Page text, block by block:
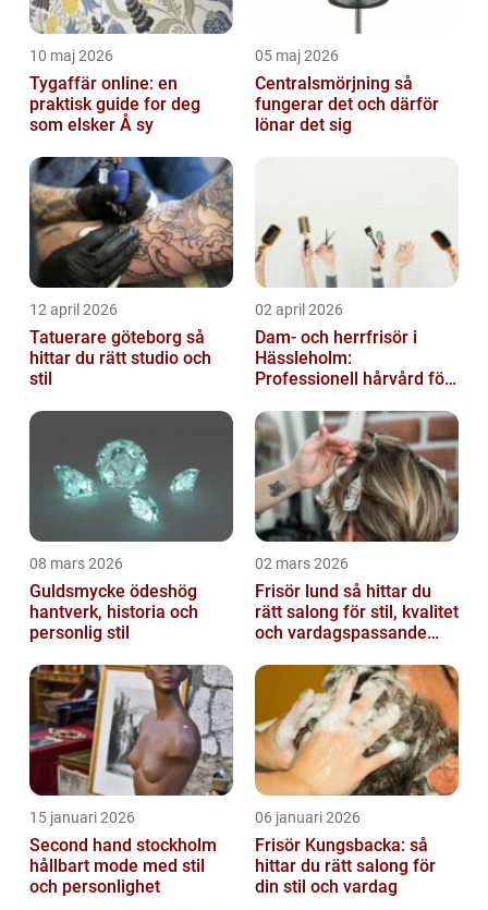
10 maj 2026
Tygaffär online: en
praktisk guide for deg
som elsker Å sy
05 maj 2026
Centralsmörjning så
fungerar det och därför
lönar det sig
12 april 2026
Tatuerare göteborg så
hittar du rätt studio och
stil
02 april 2026
Dam- och herrfrisör i
Hässleholm:
Professionell hårvård för
08 mars 2026
Guldsmycke ödeshög
hantverk, historia och
personlig stil
02 mars 2026
Frisör lund så hittar du
rätt salong för stil, kvalitet
och vardagspassande
15 januari 2026
Second hand stockholm
hållbart mode med stil
och personlighet
06 januari 2026
Frisör Kungsbacka: så
hittar du rätt salong för
din stil och vardag